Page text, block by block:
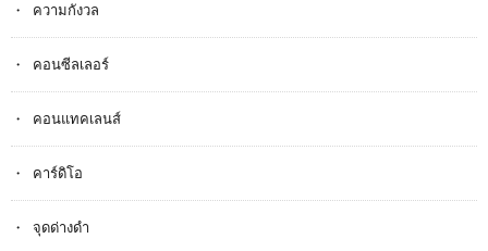
ความกังวล
คอนซีลเลอร์
คอนแทคเลนส์
คาร์ดิโอ
จุดด่างดำ